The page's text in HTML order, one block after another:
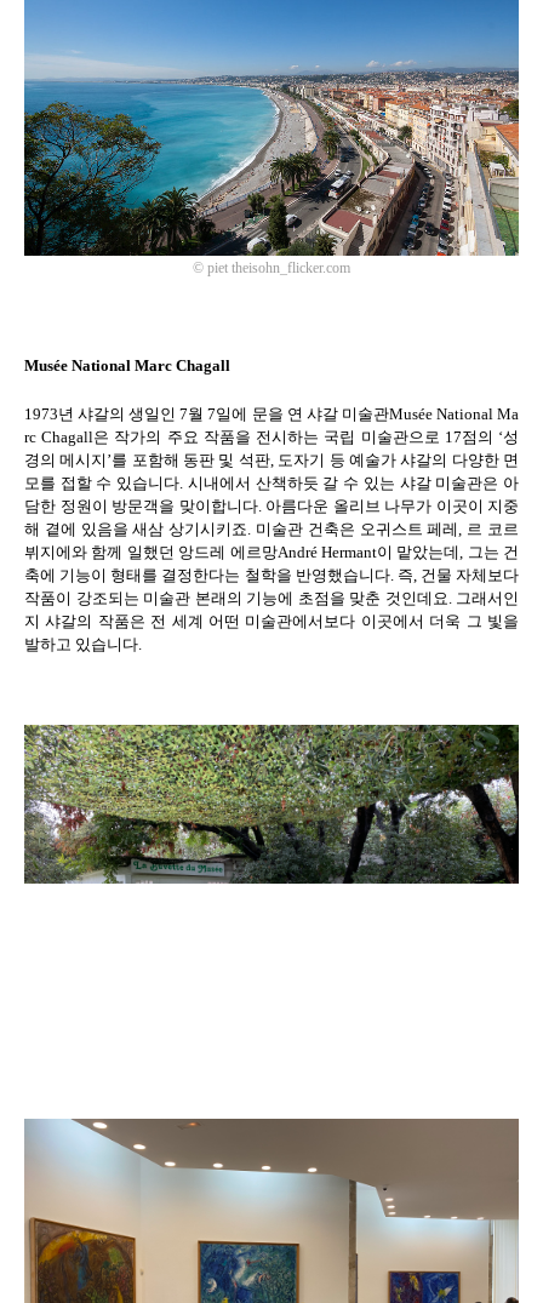
© piet theisohn_flicker.com
Musée National Marc Chagall
1973년 샤갈의 생일인 7월7일에 문을 연 샤갈 미술관Musée National Ma
rc Chagall은 작가의 주요 작품을 전시하는 국립 미술관으로 17점의 ‘성
경의 메시지 ’를 포함해 동판 및 석판, 도자기 등 예술가 샤갈의 다양한 면
모를 접할 수 있습니다 시내에서 산책하듯 갈 수 있는 샤갈 미술관은 아
담한 정원이 방문객을 맞이합니다. 아름다운 올리브 나무가 이곳이 지중
해 곁에 있음을 새삼 상기시키죠 미술관 건축은 오귀스트 페레
르 코르
뷔지에와 함께 일했던 앙드레 에르망André Hermant이 맡았는데
그는 건
축에 기능이 형태를 결정한다는 철학을 반영했습니다. 즉 건물 자체보다
작품이 강조되는 미술관 본래의 기능에 초점을 맞춘 것인데요
그래서인
지 샤갈의 작품은 전 세계 어떤 미술관에서보다 이곳에서 더욱 그 빛을
발하고 있습니다